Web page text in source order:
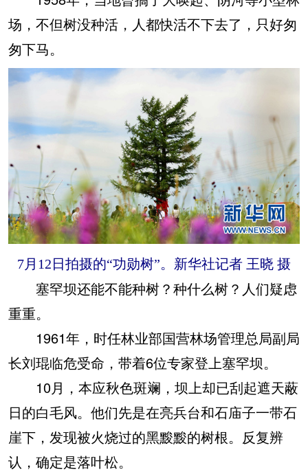
场，不但树没种活，人都快活不下去了，只好匆
匆下马。
7月12日拍摄的“功勋树”。新华社记者 王晓 摄
塞罕坝还能不能种树？种什么树？人们疑虑
重重。
1961年，时任林业部国营林场管理总局副局
长刘琨临危受命，带着6位专家登上塞罕坝。
10月，本应秋色斑斓，坝上却已刮起遮天蔽
日的白毛风。他们先是在亮兵台和石庙子一带石
崖下，发现被火烧过的黑黢黢的树根。反复辨
认，确定是落叶松。